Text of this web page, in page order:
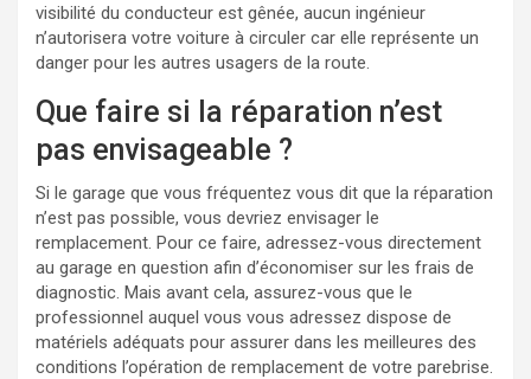
visibilité du conducteur est gênée, aucun ingénieur
n’autorisera votre voiture à circuler car elle représente un
danger pour les autres usagers de la route.
Que faire si la réparation n’est
pas envisageable ?
Si le garage que vous fréquentez vous dit que la réparation
n’est pas possible, vous devriez envisager le
remplacement. Pour ce faire, adressez-vous directement
au garage en question afin d’économiser sur les frais de
diagnostic. Mais avant cela, assurez-vous que le
professionnel auquel vous vous adressez dispose de
matériels adéquats pour assurer dans les meilleures des
conditions l’opération de remplacement de votre parebrise.